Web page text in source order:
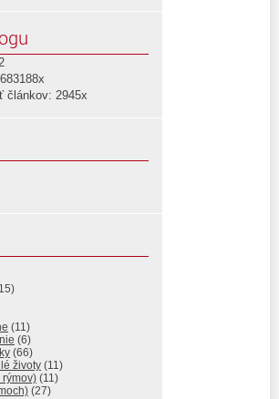
článkov: 2945x
(11)
(6)
(66)
životy (11)
rýmov) (11)
(27)